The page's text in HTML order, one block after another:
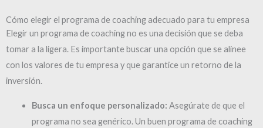
Cómo elegir el programa de coaching adecuado para tu empresa
Elegir un programa de coaching no es una decisión que se deba
tomar a la ligera. Es importante buscar una opción que se alinee
con los valores de tu empresa y que garantice un retorno de la
inversión.
Busca un enfoque personalizado: Asegúrate de que el
programa no sea genérico. Un buen programa de coaching